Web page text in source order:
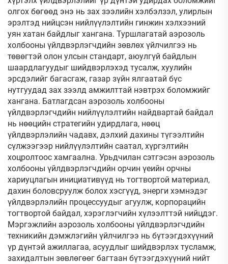
олгох бөгөөд энэ нь зах зээлийн хэлбэлзэл, улирлын
эрэлтэд нийцсэн нийлүүлэлтийн гинжин хэлхээний
уян хатан байдлыг хангана. Туршлагатай аэрозоль
холбооны үйлдвэрлэгчдийн зөвлөх үйлчилгээ нь
төвөгтэй олон улсын стандарт, аюулгүй байдлын
шаардлагуудыг шийдвэрлэхэд тусалж, хуулийн
эрсдэлийг багасгаж, газар зүйн ялгаатай бүс
нутгуудад зах зээлд амжилттай нэвтрэх боломжийг
хангана. Батлагдсан аэрозоль холбооны
үйлдвэрлэгчдийн нийлүүлэлтийн найдвартай байдал
нь нөөцийн стратегийн удирдлага, нөөц
үйлдвэрлэлийн чадавх, дэлхий дахины түгээлтийн
сүлжээгээр нийлүүлэлтийн саатал, хүргэлтийн
хоцролтоос хамгаална. Урьдчилан сэтгэсэн аэрозоль
холбооны үйлдвэрлэгчдийн орчин үеийн орчны
хариуцлагын инициативүүд нь тогтвортой материал,
дахин боловсруулж болох хэсгүүд, энерги хэмнэдэг
үйлдвэрлэлийн процессуудыг агуулж, корпорацийн
тогтвортой байдал, хэрэглэгчийн хүлээлттэй нийцдэг.
Мэргэжлийн аэрозоль холбооны үйлдвэрлэгчдийн
техникийн дэмжлэгийн үйлчилгээ нь бүтээгдэхүүний
үр дүнтэй ажиллагаа, асуудлыг шийдвэрлэх тусламж,
захидалтын зөвлөгөөг багтаан бүтээгдэхүүний нийт